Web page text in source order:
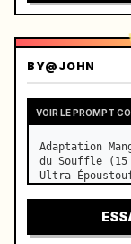
[Scène]
BY@JOHN
VOIR LE PROMPT
Adaptation
du Souffle (15
Ultra-
Bleu) VS
en live-